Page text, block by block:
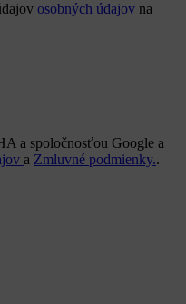
osobných údajov na
a spoločnosťou Google a
a Zmluvné podmienky..